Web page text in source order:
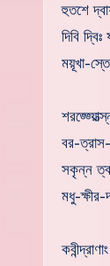
হুতশে
দিবি
ময়ূখা-
বর-
সকৃন্ন
মধু-ক্ষীর-